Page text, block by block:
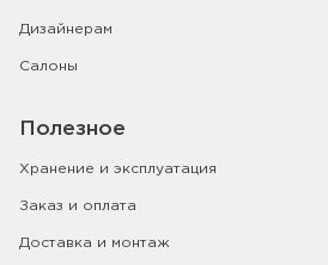
Дизайнерам
Салоны
Полезное
Хранение и эксплуатация
Заказ и оплата
Доставка и монтаж